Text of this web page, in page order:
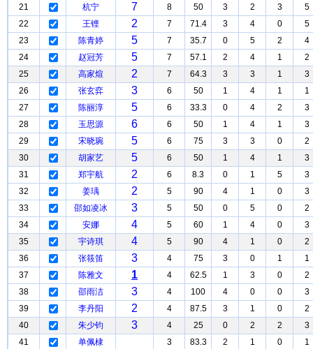
21
杭宁 7 8 50 3 2 3
5
22
王铿 2 7 71.4 3 4 0
5
23
陈青婷 5 7 35.7 0 5 2
4
24
赵冠芳 5 7 57.1 2 4 1
2
25
高家煊 2 7 64.3 3 3 1
3
26
张玄弈 3 6 50 1 4 1
1
27
陈丽淳 5 6 33.3 0 4 2
3
28
玉思源 6 6 50 1 4 1
3
29
宋晓琬 5 6 75 3 3 0
2
30
胡家艺 5 6 50 1 4 1
3
31
郑宇航 2 6 8.3 0 1 5
3
32
姜瑀 2 5 90 4 1 0
3
33
邵如凌冰 3 5 50 0 5 0
2
34
安娜 4 5 60 1 4 0
3
35
宇诗琪 4 5 90 4 1 0
2
36
张筱笛 3 4 75 3 0 1
1
37
陈雅文 1 4 62.5 1 3 0
2
38
邵雨洁 3 4 100 4 0 0
3
39
李丹阳 2 4 87.5 3 1 0
2
40
朱少钧 3 4 25 0 2 2
3
41
单佩棣 3 83.3 2 1 0
1